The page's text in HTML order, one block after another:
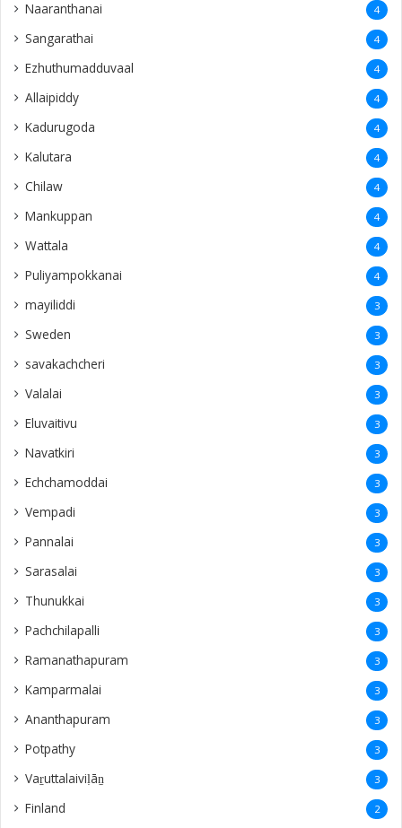
Naaranthanai 4
Sangarathai 4
Ezhuthumadduvaal 4
Allaipiddy 4
Kadurugoda 4
Kalutara 4
Chilaw 4
Mankuppan 4
Wattala 4
Puliyampokkanai 4
mayiliddi 3
Sweden 3
savakachcheri 3
Valalai 3
Eluvaitivu 3
Navatkiri 3
Echchamoddai 3
Vempadi 3
Pannalai 3
Sarasalai 3
Thunukkai 3
Pachchilapalli 3
Ramanathapuram 3
Kamparmalai 3
Ananthapuram 3
‎Potpathy 3
Vaṟuttalaiviḷāṉ 3
Finland 2